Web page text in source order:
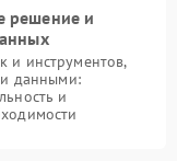
решение и
и инструментов,
данными:
и